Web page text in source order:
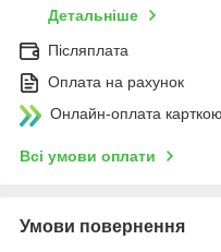
Детальніше
Післяплата
Оплата на рахунок
Онлайн-оплата
Всі умови оплати
Умови повернення